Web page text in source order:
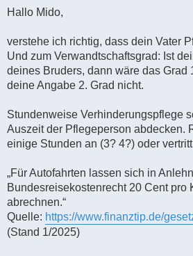
i
a
Hallo Mido,
verstehe ich richtig, dass dein Vater
Und zum Verwandtschaftsgrad: Ist
deines Bruders, dann wäre das Grad
deine Angabe 2. Grad nicht.
Stundenweise Verhinderungspflege
Auszeit der Pflegeperson abdecken.
einige Stunden an (3? 4?) oder
„Für Autofahrten lassen sich in
Bundesreisekostenrecht 20 Cent pro
abrechnen.“
Quelle: https://www.finanztip.de/
(Stand 1/2025)